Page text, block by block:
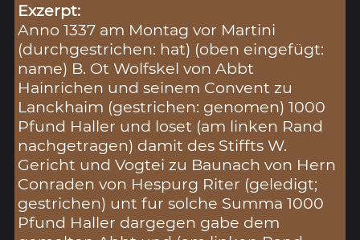
Exzerpt:
Anno 1337 am Montag vor Martini
(durchgestrichen: hat) (oben eingefügt:
name) B. Ot Wolfskel von Abbt
Hainrichen und seinem Convent zu
Lanckhaim (gestrichen: genomen) 1000
Pfund Haller und loset (am linken Rand
nachgetragen) damit des Stiffts W.
Gericht und Vogtei zu Baunach von Hern
Conraden von Hespurg Riter (geledigt;
gestrichen) unt fur solche Summa 1000
Pfund Haller dargegen gabe dem